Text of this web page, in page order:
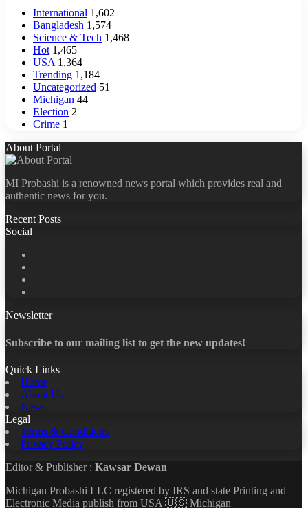
International 1,602
Bangladesh 1,574
Science & Tech 1,468
Hot 1,465
USA 1,364
Trending 1,184
Uncategorized 51
Michigan 44
Election 2
Crime 1
About Portal
MI Probashi is a renowned news portal which provides real and
authentic news for you.
Recent Posts
Social
Newsletter
Subscribe to our mailing list to get the new updates!
Quick Links
Home
About Us
News
Legal
Terms & Conditions
Privacy Policy
Editor & Publisher : Kawsar Dewan
Michigan Probashi LLC registered by IRS and state Printing and
Electronic Media publish from USA 🇺🇸 Michigan